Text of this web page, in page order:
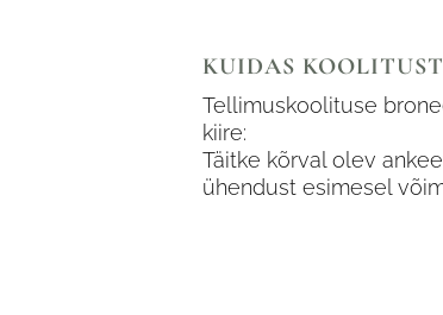
KUIDAS
Tellimuskoolituse
kiire:
Täitke kõrval olev
ühendust esimesel